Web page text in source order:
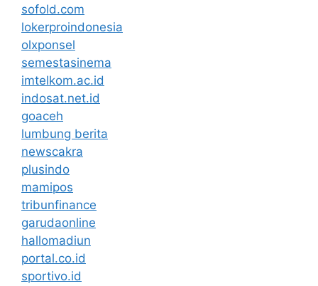
sofold.com
lokerproindonesia
olxponsel
semestasinema
imtelkom.ac.id
indosat.net.id
goaceh
lumbung berita
newscakra
plusindo
mamipos
tribunfinance
garudaonline
hallomadiun
portal.co.id
sportivo.id